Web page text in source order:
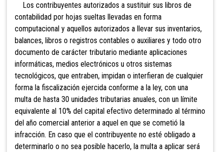
Los contribuyentes autorizados a sustituir sus libros de
contabilidad por hojas sueltas llevadas en forma
computacional y aquellos autorizados a llevar sus inventarios,
balances, libros o registros contables o auxiliares y todo otro
documento de carácter tributario mediante aplicaciones
informáticas, medios electrónicos u otros sistemas
tecnológicos, que entraben, impidan o interfieran de cualquier
forma la fiscalización ejercida conforme a la ley, con una
multa de hasta 30 unidades tributarias anuales, con un límite
equivalente al 10% del capital efectivo determinado al término
del año comercial anterior a aquel en que se cometió la
infracción. En caso que el contribuyente no esté obligado a
determinarlo o no sea posible hacerlo, la multa a aplicar será